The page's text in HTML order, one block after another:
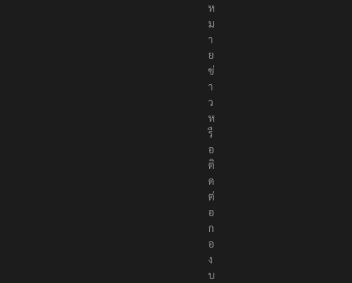
ห
ม
า
ย
ข่
า
ว
ห
รื
อ
ติ
ด
ต่
อ
ก
อ
ง
บ